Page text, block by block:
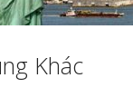
Khác